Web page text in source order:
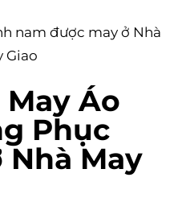
nam được may ở Nhà
Giao
Áo
Phục
Nhà May